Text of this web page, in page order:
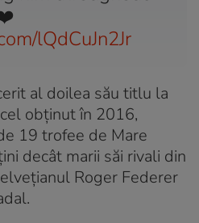
lQdCuJn2Jr
al doilea său titlu la
obţinut în 2016,
19 trofee de Mare
decât marii săi rivali din
Roger Federer